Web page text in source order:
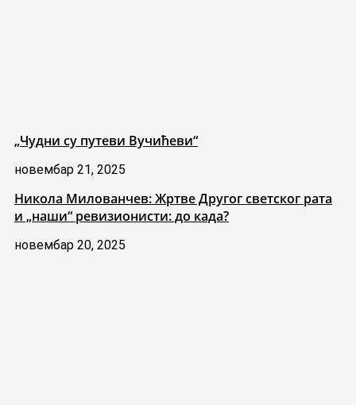
„Чудни су путеви Вучићеви“
новембар 21, 2025
Никола Милованчев: Жртве Другог светског рата
и „наши“ ревизионисти: до када?
новембар 20, 2025